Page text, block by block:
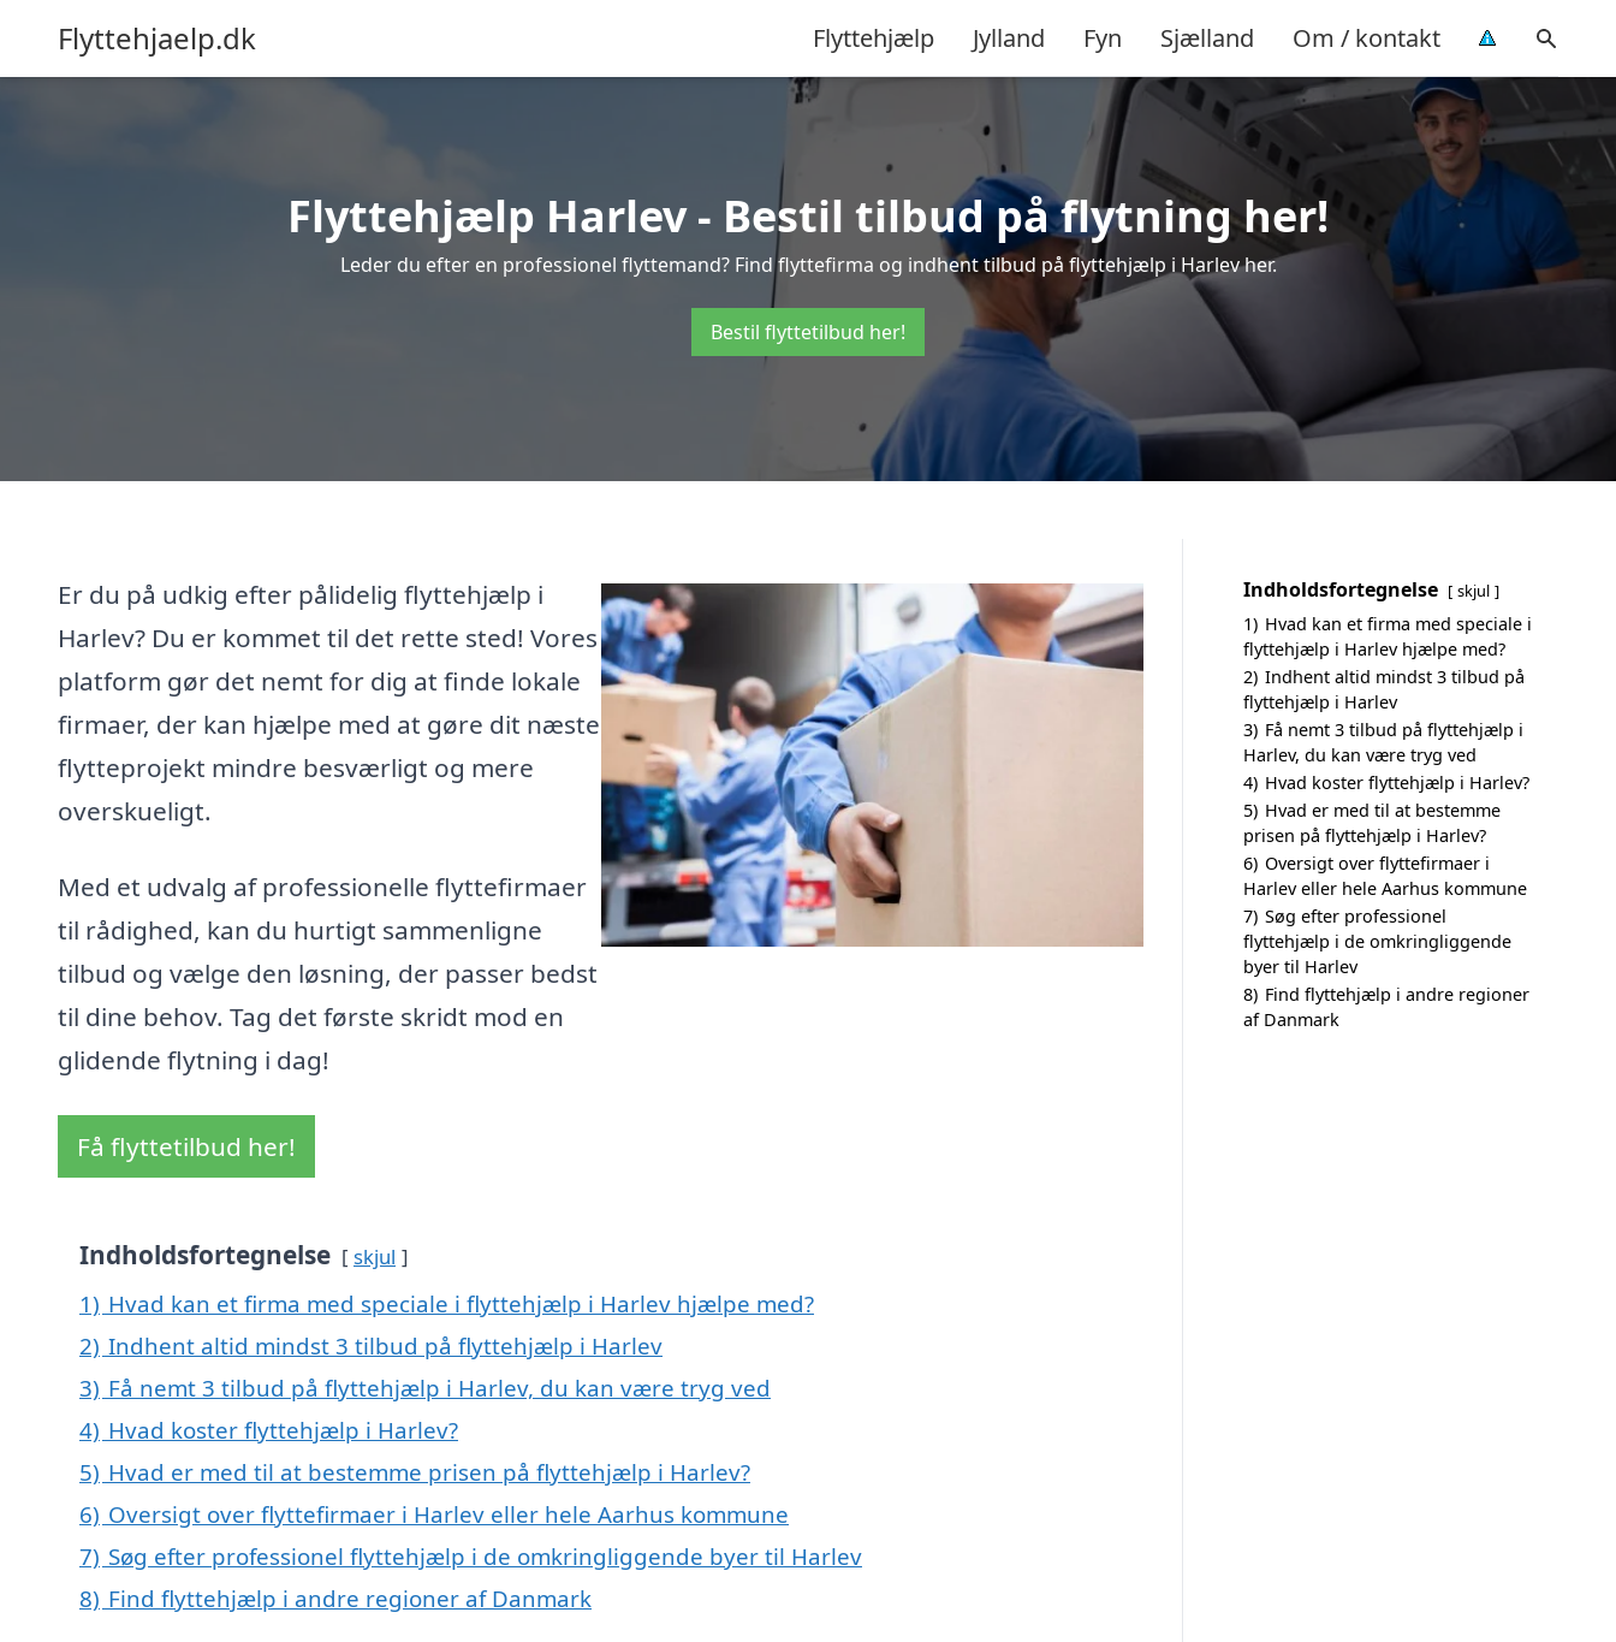
Flyttehjaelp.dk Flyttehjælp Jylland Fyn Sjælland Om / kontakt
Flyttehjælp Harlev - Bestil tilbud på flytning her!
Leder du efter en professionel flyttemand? Find flyttefirma og indhent tilbud på flyttehjælp i Harlev her.
Bestil flyttetilbud her!
Er du på udkig efter pålidelig flyttehjælp i
Harlev? Du er kommet til det rette sted! Vores
platform gør det nemt for dig at finde lokale
firmaer, der kan hjælpe med at gøre dit næste
flytteprojekt mindre besværligt og mere
overskueligt.
Med et udvalg af professionelle flyttefirmaer
til rådighed, kan du hurtigt sammenligne
tilbud og vælge den løsning, der passer bedst
til dine behov. Tag det første skridt mod en
glidende flytning i dag!
Få flyttetilbud her!
Indholdsfortegnelse skjul
1) Hvad kan et firma med speciale i flyttehjælp i Harlev hjælpe med?
2) Indhent altid mindst 3 tilbud på flyttehjælp i Harlev
3) Få nemt 3 tilbud på flyttehjælp i Harlev, du kan være tryg ved
4) Hvad koster flyttehjælp i Harlev?
5) Hvad er med til at bestemme prisen på flyttehjælp i Harlev?
6) Oversigt over flyttefirmaer i Harlev eller hele Aarhus kommune
7) Søg efter professionel flyttehjælp i de omkringliggende byer til Harlev
8) Find flyttehjælp i andre regioner af Danmark
Indholdsfortegnelse skjul
1) Hvad kan et firma med speciale i
flyttehjælp i Harlev hjælpe med?
2) Indhent altid mindst 3 tilbud på
flyttehjælp i Harlev
3) Få nemt 3 tilbud på flyttehjælp i
Harlev, du kan være tryg ved
4) Hvad koster flyttehjælp i Harlev?
5) Hvad er med til at bestemme
prisen på flyttehjælp i Harlev?
6) Oversigt over flyttefirmaer i
Harlev eller hele Aarhus kommune
7) Søg efter professionel
flyttehjælp i de omkringliggende
byer til Harlev
8) Find flyttehjælp i andre regioner
af Danmark